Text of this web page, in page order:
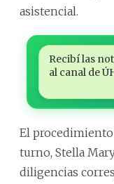
asistencial.
Recibí las
al canal de
El procedimiento
turno, Stella
diligencias